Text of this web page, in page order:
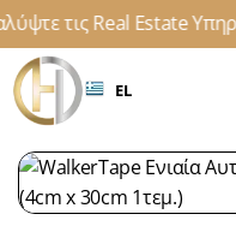
τις Real Estate
EL